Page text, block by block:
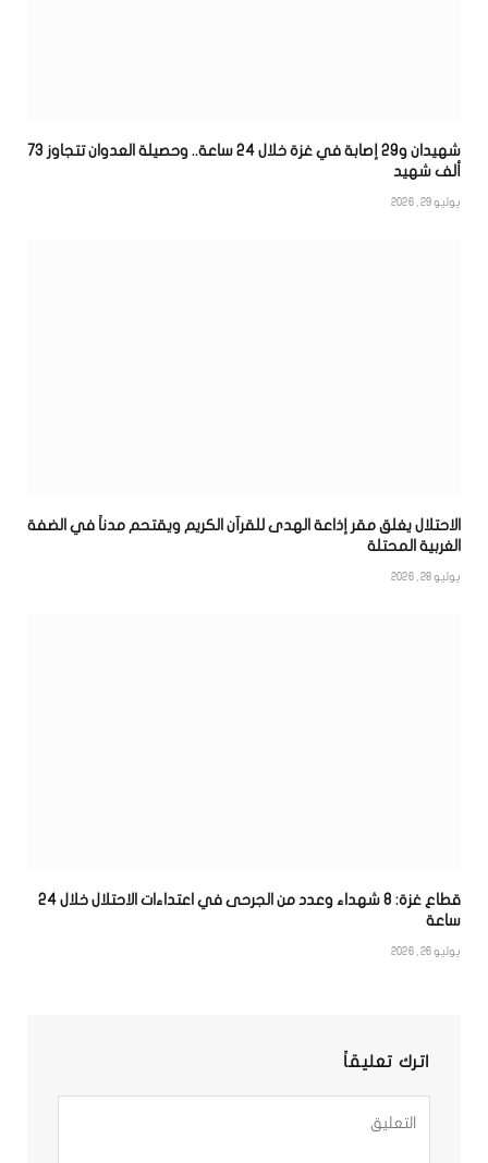
شهيدان و29 إصابة في غزة خلال 24 ساعة.. وحصيلة العدوان تتجاوز 73
ألف شهيد
يوليو 29, 2026
الاحتلال يغلق مقر إذاعة الهدى للقرآن الكريم ويقتحم مدناً في الضفة
الغربية المحتلة
يوليو 28, 2026
قطاع غزة: 8 شهداء وعدد من الجرحى في اعتداءات الاحتلال خلال 24
ساعة
يوليو 26, 2026
اترك تعليقاً